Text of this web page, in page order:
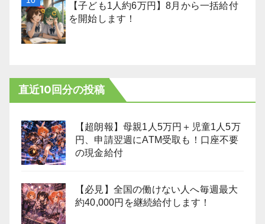
【子ども1人約6万円】8月から一括給付
を開始します！
直近10回分の投稿
【超朗報】母親1人5万円＋児童1人5万
円、申請翌週にATM受取も！口座不要
の現金給付
【必見】全国の働けない人へ毎週最大
約40,000円を継続給付します！